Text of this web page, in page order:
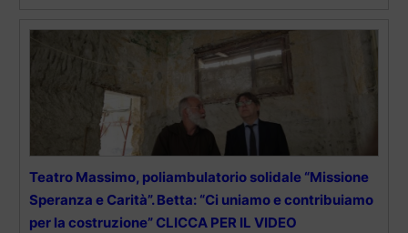
Teatro Massimo, poliambulatorio solidale “Missione
Speranza e Carità”. Betta: “Ci uniamo e contribuiamo
per la costruzione” CLICCA PER IL VIDEO